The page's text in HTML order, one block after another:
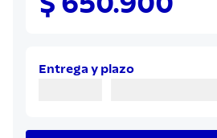
Entrega y plazo